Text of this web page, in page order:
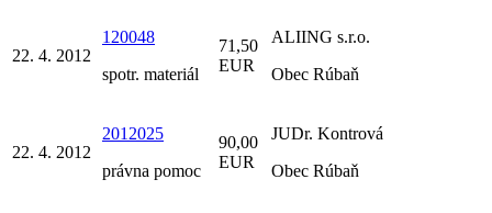
22. 4. 2012
120048
spotr. materiál
71,50
EUR
ALIING s.r.o.
Obec Rúbaň
22. 4. 2012
2012025
právna pomoc
90,00
EUR
JUDr. Kontrová
Obec Rúbaň